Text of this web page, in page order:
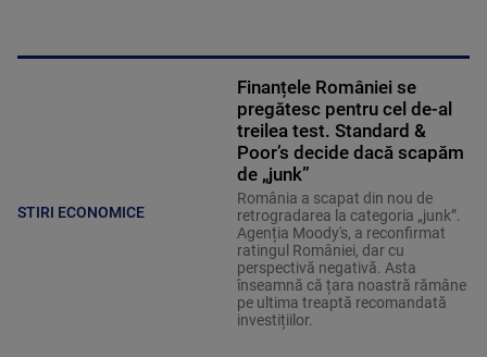
STIRI ECONOMICE
Finanțele României se
pregătesc pentru cel de-al
treilea test. Standard &
Poor’s decide dacă scapăm
de „junk”
România a scapat din nou de
retrogradarea la categoria „junk”.
Agenția Moody's, a reconfirmat
ratingul României, dar cu
perspectivă negativă. Asta
înseamnă că țara noastră rămâne
pe ultima treaptă recomandată
investițiilor.